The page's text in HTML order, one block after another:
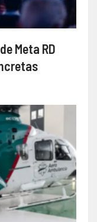
Meta RD